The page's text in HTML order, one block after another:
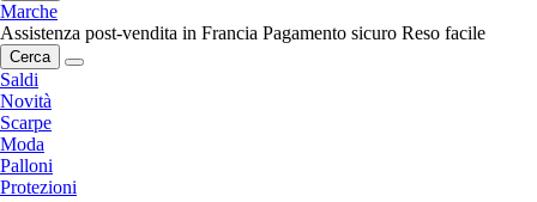
Marche
Assistenza post-vendita in Francia Pagamento sicuro Reso facile
Cerca
Saldi
Novità
Scarpe
Moda
Palloni
Protezioni